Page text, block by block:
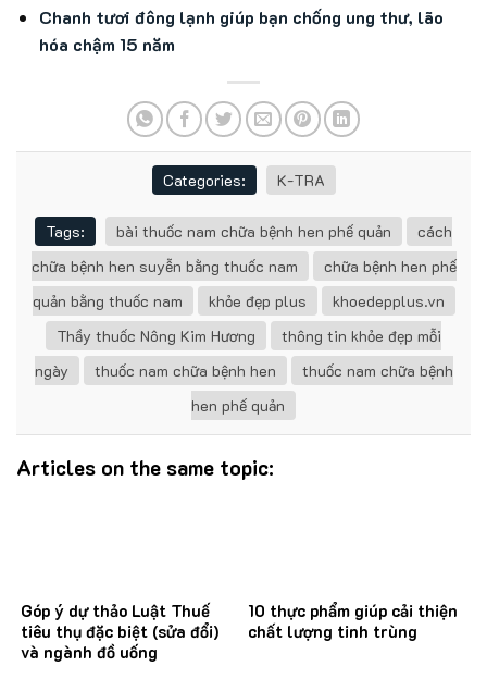
Chanh tươi đông lạnh giúp bạn chống ung thư, lão
hóa chậm 15 năm
Categories: K-TRA
Tags: bài thuốc nam chữa bệnh hen phế quản
cách
chữa bệnh hen suyễn bằng thuốc nam
chữa bệnh hen phế
quản bằng thuốc nam
khỏe đẹp plus
khoedepplus.vn
Thầy thuốc Nông Kim Hương
thông tin khỏe đẹp mỗi
ngày
thuốc nam chữa bệnh hen
thuốc nam chữa bệnh
hen phế quản
Articles on the same topic:
Góp ý dự thảo Luật Thuế
tiêu thụ đặc biệt (sửa đổi)
và ngành đồ uống
10 thực phẩm giúp cải thiện
chất lượng tinh trùng